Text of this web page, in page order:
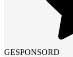
GESPONSORD